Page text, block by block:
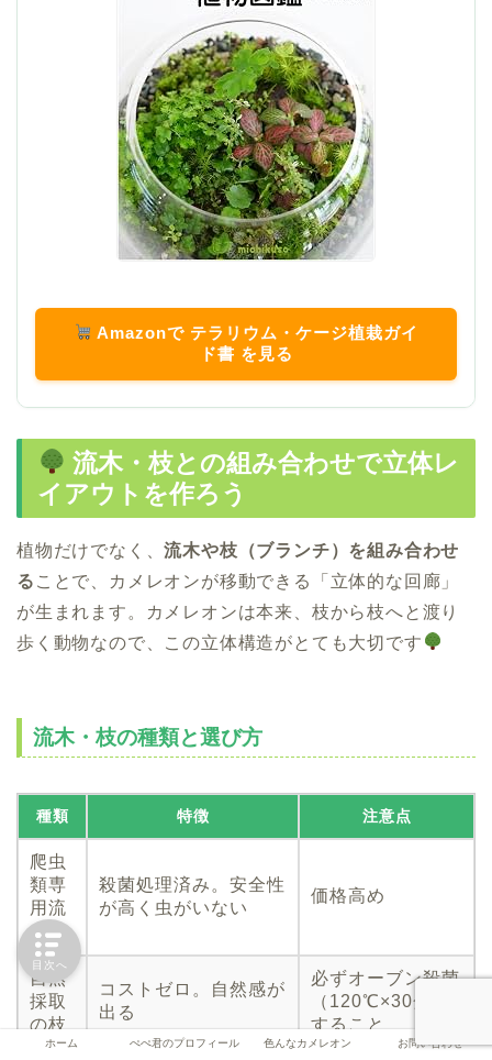
Amazonで テラリウム・ケージ植栽ガイ
ド書 を見る
流木・枝との組み合わせで立体レ
イアウトを作ろう
植物だけでなく、流木や枝（ブランチ）を組み合わせ
る ことで、カメレオンが移動できる「立体的な回廊」
が生まれます。カメレオンは本来、枝から枝へと渡り
歩く動物なので、この立体構造がとても大切です
流木・枝の種類と選び方
種類 特徴 注意点
爬虫
類専
用流
木
殺菌処理済み。安全性
が高く虫がいない
価格高め
自然
採取
の枝
コストゼロ。自然感が
出る
必ずオーブン殺菌
（120℃×30分）
すること
ホーム ぺぺ君のプロフィール 色んなカメレオン お問い合わせ
目次へ